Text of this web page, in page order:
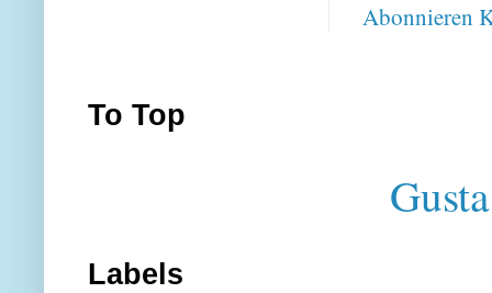
Abonnieren
To Top
Labels